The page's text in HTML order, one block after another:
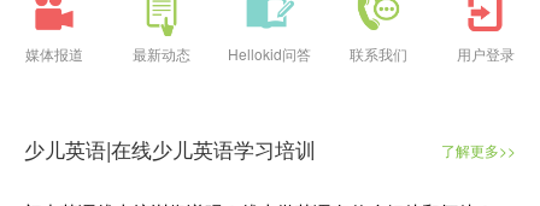
媒体报道 最新动态 Hellokid问答 联系我们 用户登录
少儿英语|在线少儿英语学习培训 了解更多>>